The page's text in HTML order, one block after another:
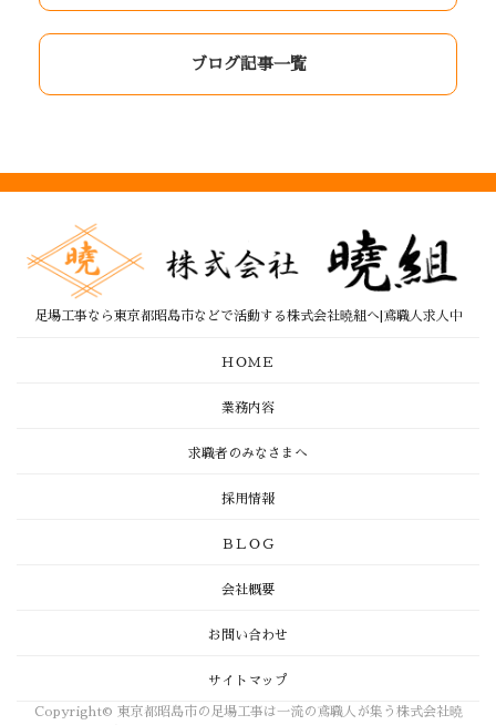
ブログ記事一覧
足場工事なら東京都昭島市などで活動する株式会社曉組へ|鳶職人求人中
ＨＯＭＥ
業務内容
求職者のみなさまへ
採用情報
ＢＬＯＧ
会社概要
お問い合わせ
サイトマップ
Copyright© 東京都昭島市の足場工事は一流の鳶職人が集う株式会社曉